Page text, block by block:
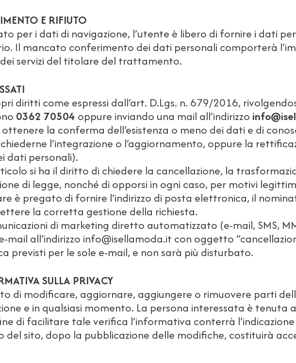
E RIFIUTO
per i dati di navigazione, l’utente è libero di fornire i dati
Il mancato conferimento dei dati personali comporterà
servizi del titolare del trattamento.
diritti come espressi dall’art. D.Lgs. n. 679/2016,
0362 70504 oppure inviando una mail all’indirizzo
la conferma dell’esistenza o meno dei dati e di
l’integrazione o l’aggiornamento, oppure la
dati personali).
si ha il diritto di chiedere la cancellazione, la
di legge, nonché di opporsi in ogni caso, per motivi
è pregato di fornire l’indirizzo di posta elettronica, il
la corretta gestione della richiesta.
di marketing diretto automatizzato (e-mail, SMS,
mail all’indirizzo info@isellamoda.it con oggetto
previsti per le sole e-mail, e non sarà più disturbato.
SULLA PRIVACY
di modificare, aggiornare, aggiungere o rimuovere parti
e in qualsiasi momento. La persona interessata è tenuta
di facilitare tale verifica l’informativa conterrà
del sito, dopo la pubblicazione delle modifiche, costituirà